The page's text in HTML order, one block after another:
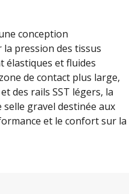
conception
pression des tissus
élastiques et fluides
de contact plus large,
des rails SST légers, la
selle gravel destinée aux
et le confort sur la